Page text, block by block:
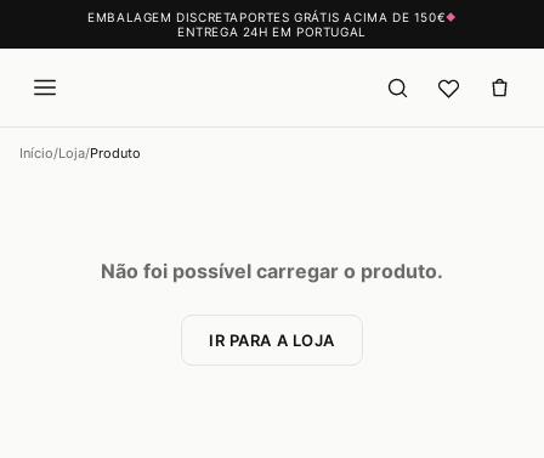
EMBALAGEM DISCRETAPORTES GRÁTIS ACIMA DE 150€◆
ENTREGA 24H EM PORTUGAL
Início/Loja/Produto
Não foi possível carregar o produto.
IR PARA A LOJA